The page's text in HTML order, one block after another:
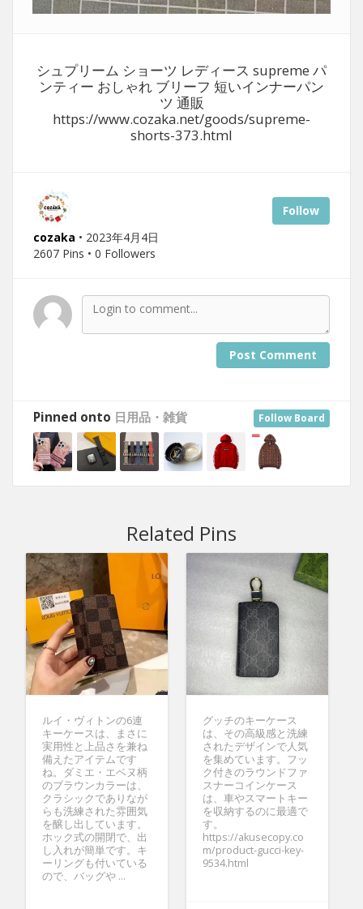
シュプリーム ショーツ レディース supreme パ
ンティー おしゃれ ブリーフ 短いインナーパン
ツ 通販
https://www.cozaka.net/goods/supreme-
shorts-373.html
Follow
cozaka • 2023年4月4日
2607 Pins • 0 Followers
Post Comment
Follow Board
Pinned onto 日用品・雑貨
Related Pins
ルイ・ヴィトンの6連
キーケースは、まさに
実用性と上品さを兼ね
備えたアイテムです
ね。ダミエ・エベヌ柄
のブラウンカラーは、
クラシックでありなが
らも洗練された雰囲気
を醸し出しています。
ホック式の開閉で、出
し入れが簡単です。キ
ーリングも付いている
ので、バッグや ...
グッチのキーケース
は、その高級感と洗練
されたデザインで人気
を集めています。フッ
ク付きのラウンドファ
スナーコインケース
は、車やスマートキー
を収納するのに最適で
す。
https://akusecopy.co
m/product-gucci-key-
9534.html